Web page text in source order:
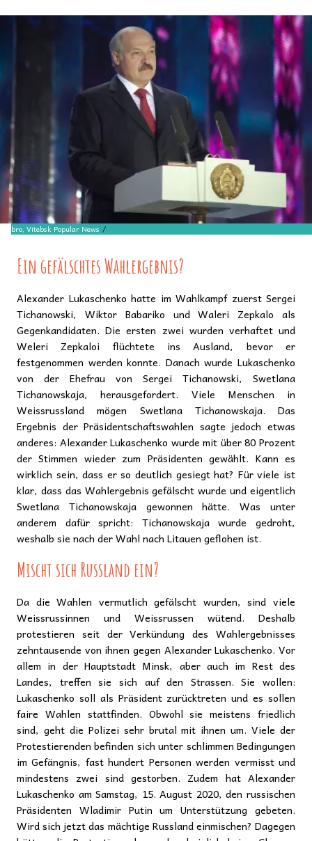
Vitebsk Popular News /
Ein gefälschtes Wahlergebnis?
Alexander Lukaschenko hatte im Wahlkampf zuerst Sergei
Tichanowski, Wiktor Babariko und Waleri Zepkalo als
Gegenkandidaten. Die ersten zwei wurden verhaftet und
Weleri Zepkaloi flüchtete ins Ausland, bevor er
festgenommen werden konnte. Danach wurde Lukaschenko
von der Ehefrau von Sergei Tichanowski, Swetlana
Tichanowskaja, herausgefordert. Viele Menschen in
Weissrussland mögen Swetlana Tichanowskaja. Das
Ergebnis der Präsidentschaftswahlen sagte jedoch etwas
anderes: Alexander Lukaschenko wurde mit über 80 Prozent
der Stimmen wieder zum Präsidenten gewählt. Kann es
wirklich sein, dass er so deutlich gesiegt hat? Für viele ist
klar, dass das Wahlergebnis gefälscht wurde und eigentlich
Swetlana Tichanowskaja gewonnen hätte. Was unter
anderem dafür spricht: Tichanowskaja wurde gedroht,
weshalb sie nach der Wahl nach Litauen geflohen ist.
Mischt sich Russland ein?
Da die Wahlen vermutlich gefälscht wurden, sind viele
Weissrussinnen und Weissrussen wütend. Deshalb
protestieren seit der Verkündung des Wahlergebnisses
zehntausende von ihnen gegen Alexander Lukaschenko. Vor
allem in der Hauptstadt Minsk, aber auch im Rest des
Landes, treffen sie sich auf den Strassen. Sie wollen:
Lukaschenko soll als Präsident zurücktreten und es sollen
faire Wahlen stattfinden. Obwohl sie meistens friedlich
sind, geht die Polizei sehr brutal mit ihnen um. Viele der
Protestierenden befinden sich unter schlimmen Bedingungen
im Gefängnis, fast hundert Personen werden vermisst und
mindestens zwei sind gestorben. Zudem hat Alexander
Lukaschenko am Samstag, 15. August 2020, den russischen
Präsidenten Wladimir Putin um Unterstützung gebeten.
Wird sich jetzt das mächtige Russland einmischen? Dagegen